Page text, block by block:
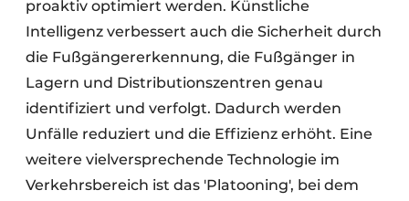
proaktiv optimiert werden. Künstliche
Intelligenz verbessert auch die Sicherheit durch
die Fußgängererkennung, die Fußgänger in
Lagern und Distributionszentren genau
identifiziert und verfolgt. Dadurch werden
Unfälle reduziert und die Effizienz erhöht. Eine
weitere vielversprechende Technologie im
Verkehrsbereich ist das 'Platooning', bei dem